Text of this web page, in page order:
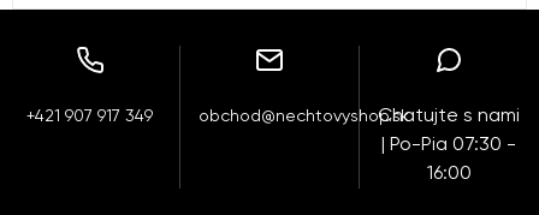
+421 907 917 349 obchod@nechtovyshop.skChatujte s nami
| Po-Pia 07:30 -
16:00